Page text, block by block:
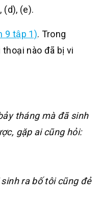
(d), (e).
9 tập 1). Trong
nào đã bị vi
tháng mà đã sinh
gặp ai cũng hỏi:
ra bố tôi cũng đẻ